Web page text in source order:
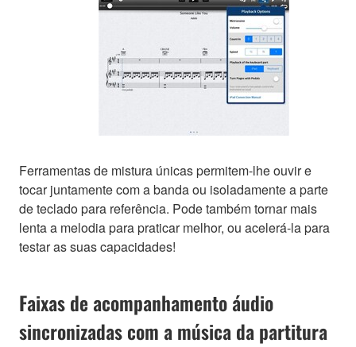
Ferramentas de mistura únicas permitem-lhe ouvir e
tocar juntamente com a banda ou isoladamente a parte
de teclado para referência. Pode também tornar mais
lenta a melodia para praticar melhor, ou acelerá-la para
testar as suas capacidades!
Faixas de acompanhamento áudio
sincronizadas com a música da partitura